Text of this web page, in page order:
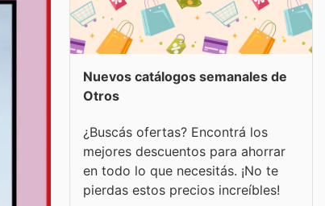
Nuevos catálogos semanales de
Otros
¿Buscás ofertas? Encontrá los
mejores descuentos para ahorrar
en todo lo que necesitás. ¡No te
pierdas estos precios increíbles!